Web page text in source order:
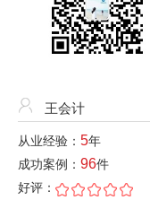
王会计
从业经验： 5年
成功案例： 96件
好评：